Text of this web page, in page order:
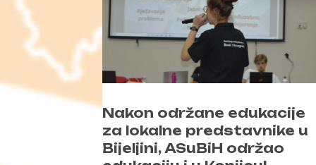
Nakon održane edukacije
za lokalne predstavnike u
Bijeljini, ASuBiH održao